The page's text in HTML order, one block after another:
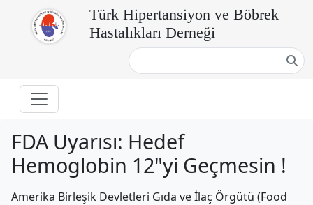
Türk Hipertansiyon ve Böbrek
Hastalıkları Derneği
FDA Uyarısı: Hedef
Hemoglobin 12"yi Geçmesin !
Amerika Birleşik Devletleri Gıda ve İlaç Örgütü (Food